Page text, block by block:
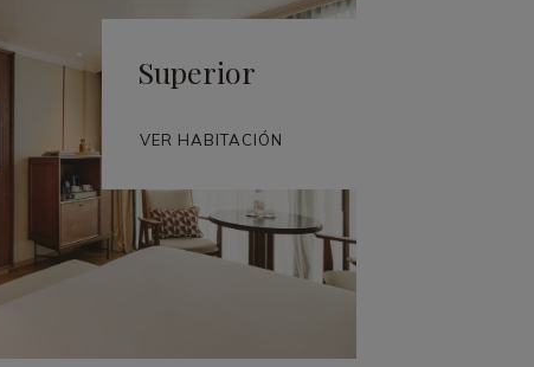
Superior
VER HABITACIÓN